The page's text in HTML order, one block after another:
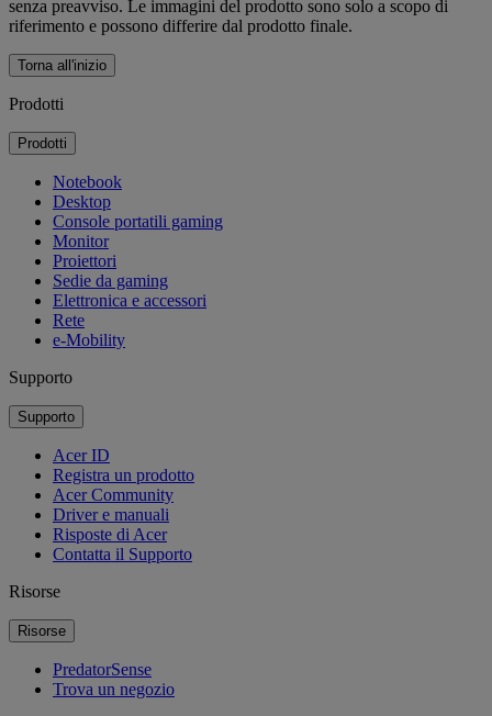
senza preavviso. Le immagini del prodotto sono solo a scopo di
riferimento e possono differire dal prodotto finale.
Torna all'inizio
Prodotti
Prodotti
Notebook
Desktop
Console portatili gaming
Monitor
Proiettori
Sedie da gaming
Elettronica e accessori
Rete
e-Mobility
Supporto
Supporto
Acer ID
Registra un prodotto
Acer Community
Driver e manuali
Risposte di Acer
Contatta il Supporto
Risorse
Risorse
PredatorSense
Trova un negozio